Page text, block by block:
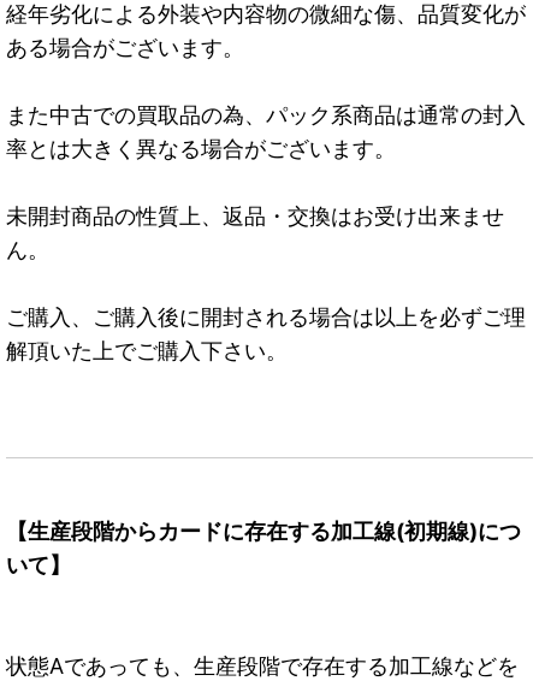
経年劣化による外装や内容物の微細な傷、品質変化が
ある場合がございます。
また中古での買取品の為、パック系商品は通常の封入
率とは大きく異なる場合がございます。
未開封商品の性質上、返品・交換はお受け出来ませ
ん。
ご購入、ご購入後に開封される場合は以上を必ずご理
解頂いた上でご購入下さい。
【生産段階からカードに存在する加工線(初期線)につ
いて】
状態Aであっても、生産段階で存在する加工線などを